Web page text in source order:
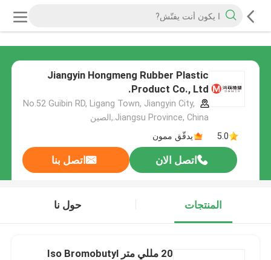
Jiangyin Hongmeng Rubber Plastic
Product Co., Ltd.
No.52 Guibin RD, Ligang Town, Jiangyin City,
Jiangsu Province, China.,الصين
5.0
يدقّق ممون
اتصل الان اتصل بنا
المنتجات حول نا
20 مللي متر Iso Bromobutyl